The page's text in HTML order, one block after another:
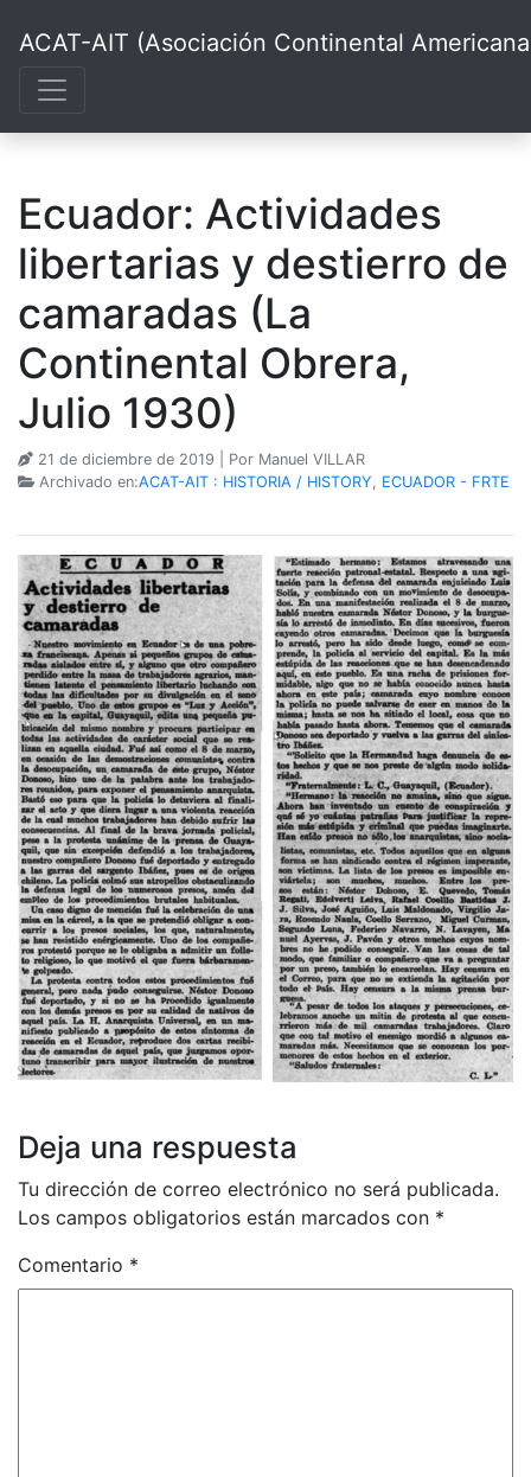
ACAT-AIT (Asociación Continental
Ecuador: Actividades
libertarias y destierro de
camaradas (La
Continental Obrera,
Julio 1930)
21 de diciembre de 2019
| Por Manuel VILLAR
Archivado en:ACAT-AIT : HISTORIA / HISTORY, ECUADOR - FRTE
Deja una respuesta
Tu dirección de correo electrónico no será publicada.
Los campos obligatorios están marcados con *
Comentario *